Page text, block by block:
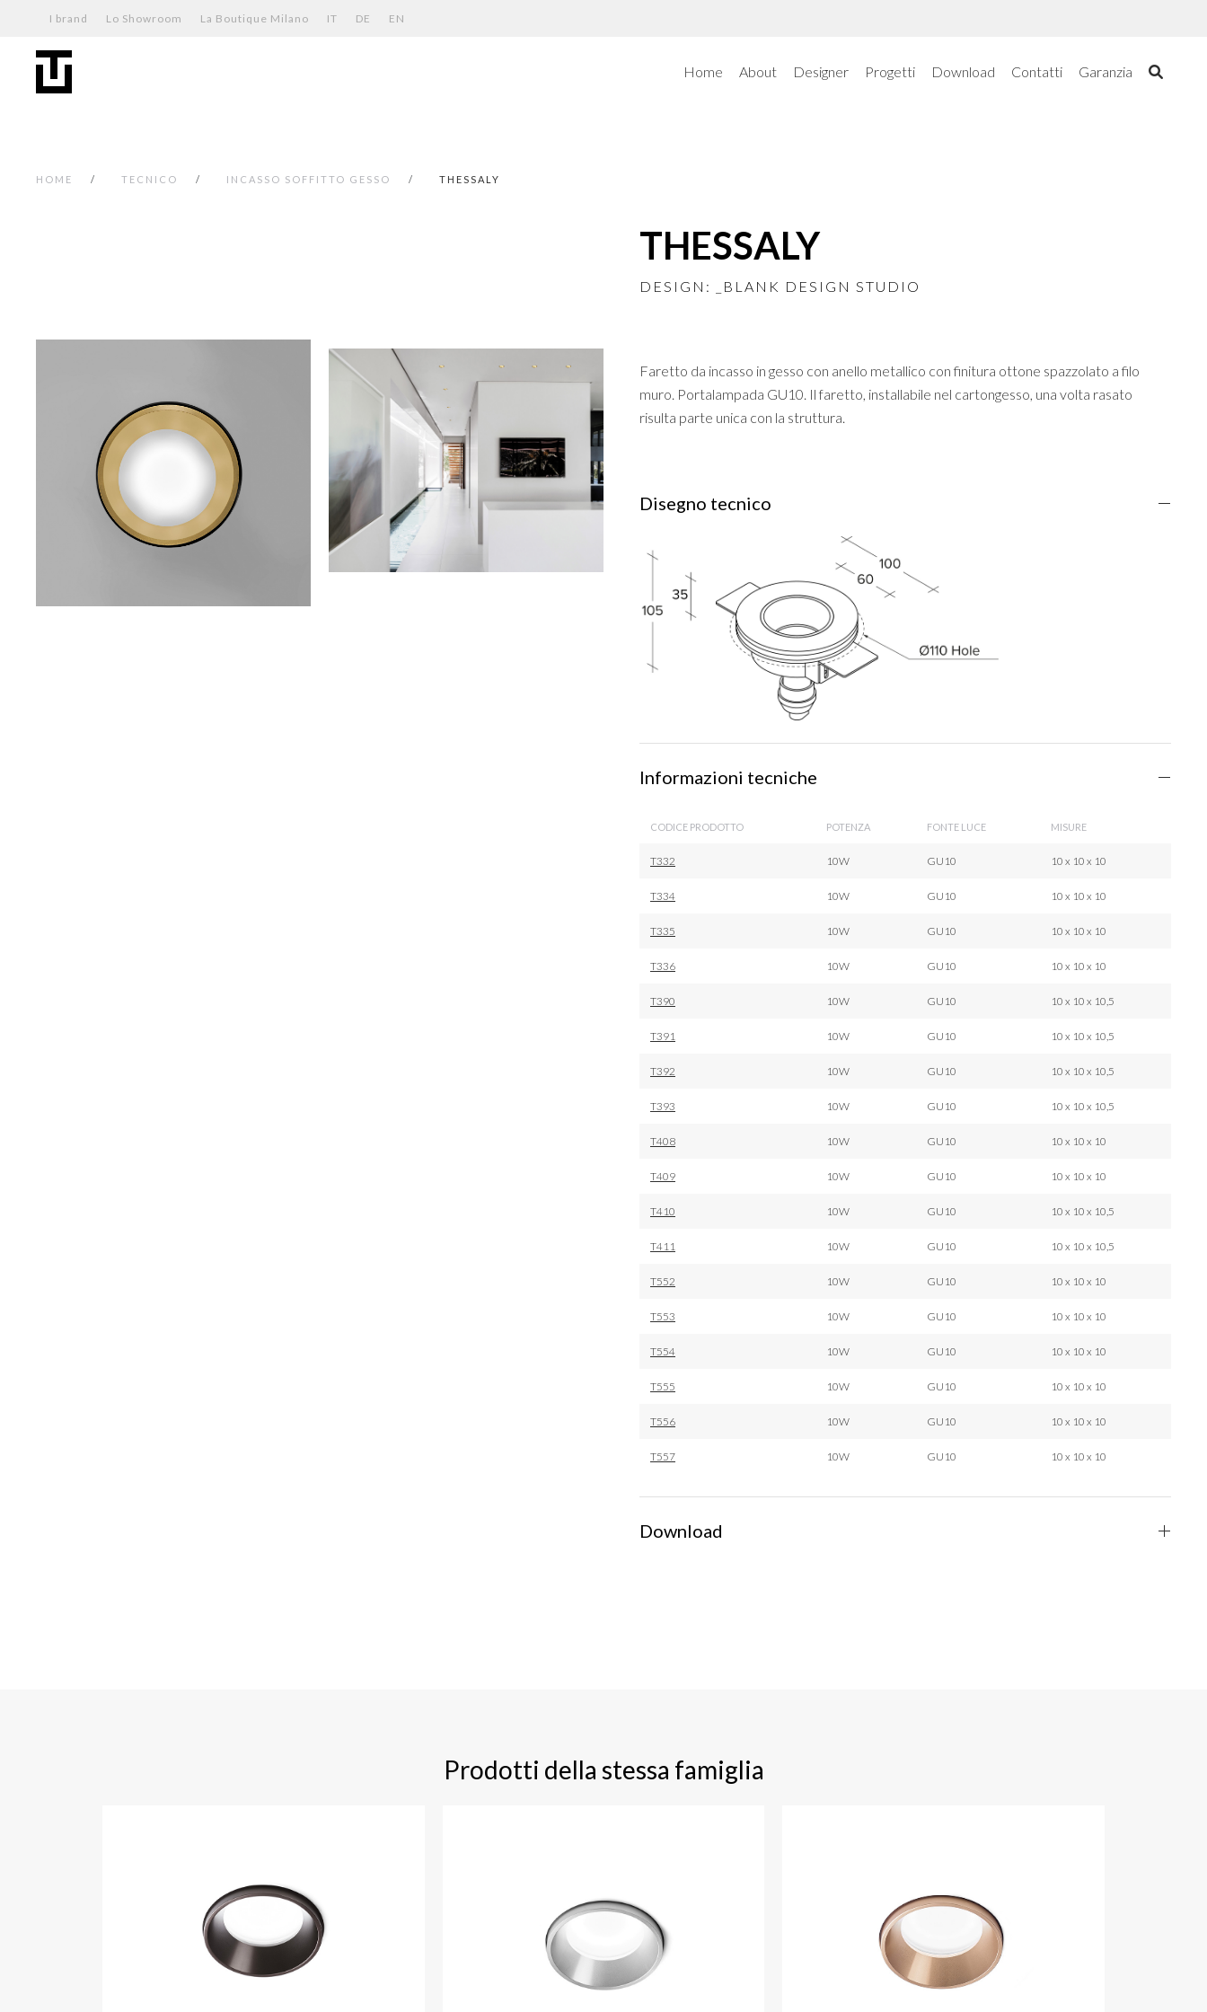
I brand Lo Showroom La Boutique Milano IT DE EN
Home About Designer Progetti Download Contatti Garanzia
HOME TECNICO INCASSO SOFFITTO GESSO THESSALY
THESSALY
DESIGN: _BLANK DESIGN STUDIO
Faretto da incasso in gesso con anello metallico con finitura ottone spazzolato a filo
muro. Portalampada GU10. Il faretto, installabile nel cartongesso, una volta rasato
risulta parte unica con la struttura.
Disegno tecnico
Informazioni tecniche
CODICE PRODOTTO POTENZA FONTE LUCE MISURE
T332 10W GU10 10 x 10 x 10
T334 10W GU10 10 x 10 x 10
T335 10W GU10 10 x 10 x 10
T336 10W GU10 10 x 10 x 10
T390 10W GU10 10 x 10 x 10,5
T391 10W GU10 10 x 10 x 10,5
T392 10W GU10 10 x 10 x 10,5
T393 10W GU10 10 x 10 x 10,5
T408 10W GU10 10 x 10 x 10
T409 10W GU10 10 x 10 x 10
T410 10W GU10 10 x 10 x 10,5
T411 10W GU10 10 x 10 x 10,5
T552 10W GU10 10 x 10 x 10
T553 10W GU10 10 x 10 x 10
T554 10W GU10 10 x 10 x 10
T555 10W GU10 10 x 10 x 10
T556 10W GU10 10 x 10 x 10
T557 10W GU10 10 x 10 x 10
Download
Prodotti della stessa famiglia